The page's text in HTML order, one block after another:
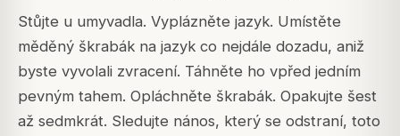
Stůjte u umyvadla. Vyplázněte jazyk. Umístěte
měděný škrabák na jazyk co nejdále dozadu, aniž
byste vyvolali zvracení. Táhněte ho vpřed jedním
pevným tahem. Opláchněte škrabák. Opakujte šest
až sedmkrát. Sledujte nános, který se odstraní, toto